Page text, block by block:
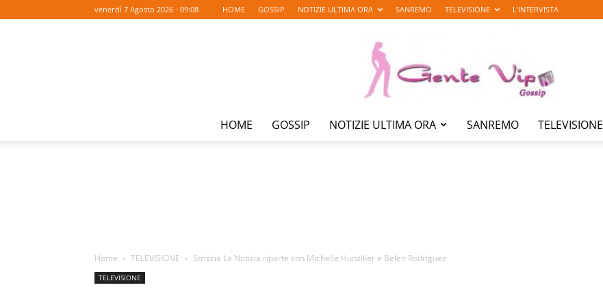
venerdì 7 Agosto 2026 - 09:08 HOME GOSSIP NOTIZIE ULTIMA ORA SANREMO TELEVISIONE L’INTERVISTA
HOME GOSSIP NOTIZIE ULTIMA ORA SANREMO TELEVISIONE
Home TELEVISIONE Striscia La Notizia riparte con Michelle Hunziker e Belen Rodriguez
TELEVISIONE